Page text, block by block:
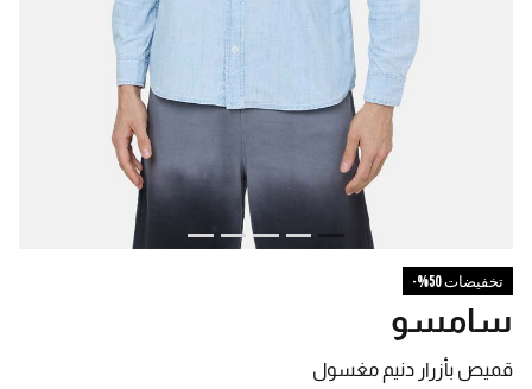
تخفيضات 50%-
قميص بأزرار دنيم مغسول
سامسو